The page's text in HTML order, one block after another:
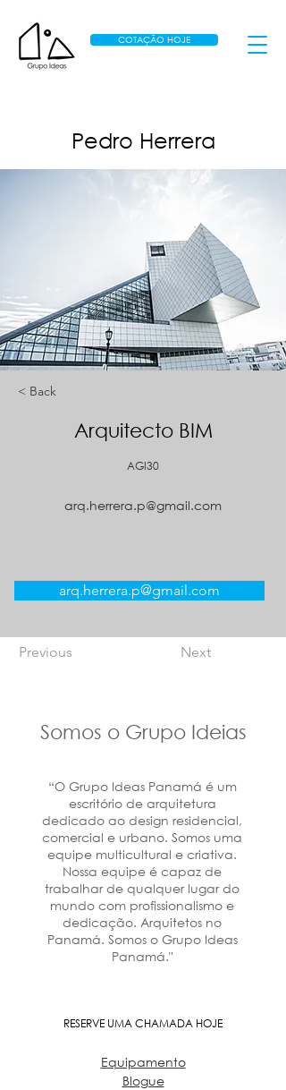
COTAÇÃO HOJE
Pedro Herrera
< Back
Arquitecto BIM
AGI30
arq.herrera.p@gmail.com
arq.herrera.p@gmail.com
Previous Next
Somos o Grupo Ideias
“O Grupo Ideas Panamá é um
escritório de arquitetura
dedicado ao design residencial,
comercial e urbano. Somos uma
equipe multicultural e criativa.
Nossa equipe é capaz de
trabalhar de qualquer lugar do
mundo com profissionalismo e
dedicação. Arquitetos no
Panamá. Somos o Grupo Ideas
Panamá."
RESERVE UMA CHAMADA HOJE
Equipamento
Blogue